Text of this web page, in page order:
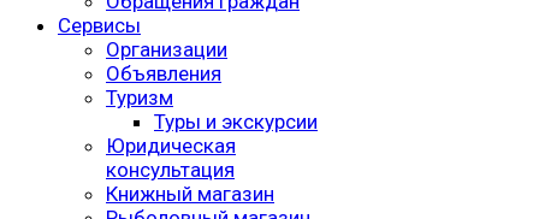
Сервисы
Организации
Объявления
Туризм
Туры и экскурсии
Юридическая
консультация
Книжный магазин